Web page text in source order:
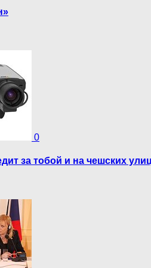
0
за тобой и на чешских